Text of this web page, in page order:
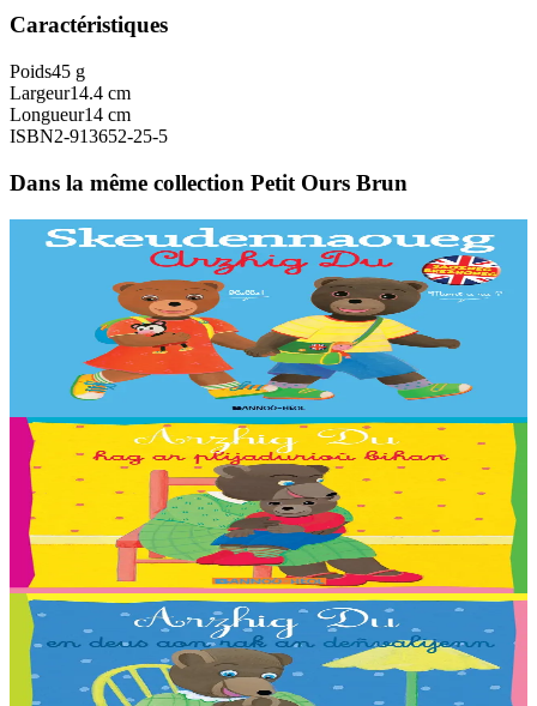
Caractéristiques
Poids45 g
Largeur14.4 cm
Longueur14 cm
ISBN2-913652-25-5
Dans la même collection Petit Ours Brun
Bannoù-heol
L'imagier breton-anglais de Petit Ours Brun
Un bel imagier pour découvrir et nommer les objets du quotidien, en
anglais et en breton ! 250 mots illustrés, 20 grandes scènes à
En stock13,90 €
2 ans et plus
Bannoù-heol
Petit Ours Brun et les petits bonheurs
Traduction : Malo, Sara, Loane, Thomas ha Jakez-Erwan Mouton.
En stock2,03 €
2 ans et plus
Bannoù-heol
Petit Ours Brun a peur du noir